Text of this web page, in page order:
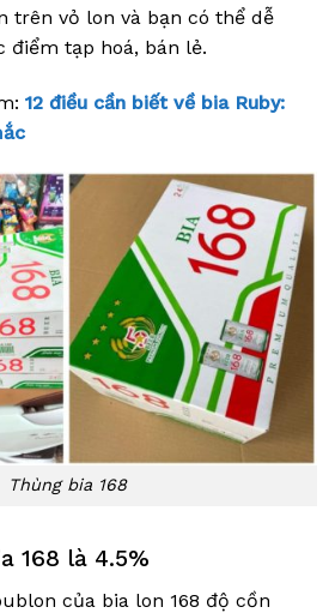
trên vỏ lon và bạn có thể dễ
tạp hoá, bán lẻ.
12 điều cần biết về bia Ruby:
Thùng bia 168
168 là 4.5%
của bia lon 168 độ cồn